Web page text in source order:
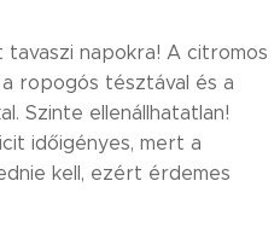
napokra! A citromos
ropogós tésztával és a
Szinte ellenállhatatlan!
időigényes, mert a
kell, ezért érdemes